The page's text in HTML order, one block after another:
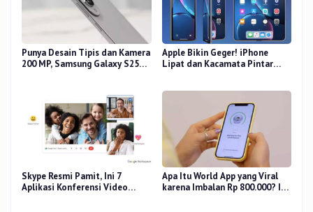
Punya Desain Tipis dan Kamera
200 MP, Samsung Galaxy S25
Apple Bikin Geger! iPhone
Lipat dan Kacamata Pintar
Skype Resmi Pamit, Ini 7
Aplikasi Konferensi Video
Apa Itu World App yang Viral
karena Imbalan Rp 800.000? Ini